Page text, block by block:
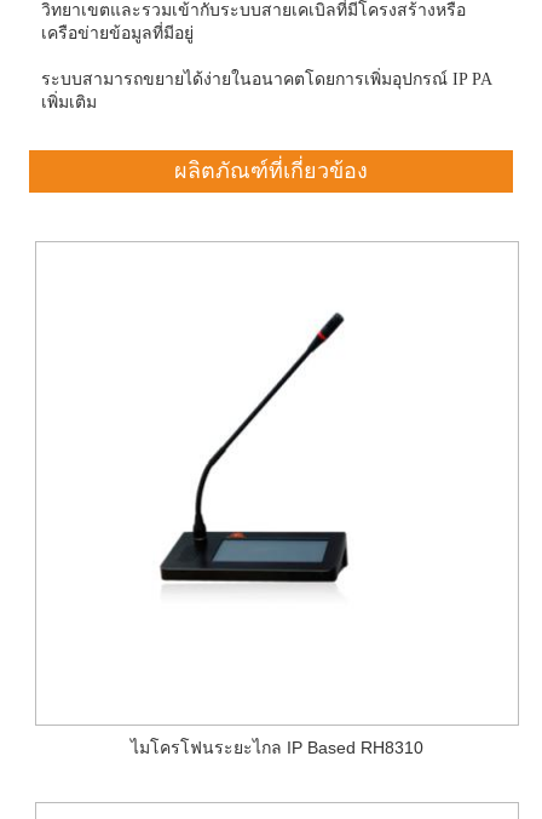
วิทยาเขตและรวมเข้ากับระบบสายเคเบิลที่มีโครงสร้างหรือ
เครือข่ายข้อมูลที่มีอยู่
ระบบสามารถขยายได้ง่ายในอนาคตโดยการเพิ่มอุปกรณ์ IP PA
เพิ่มเติม
ผลิตภัณฑ์ที่เกี่ยวข้อง
ไมโครโฟนระยะไกล IP Based RH8310